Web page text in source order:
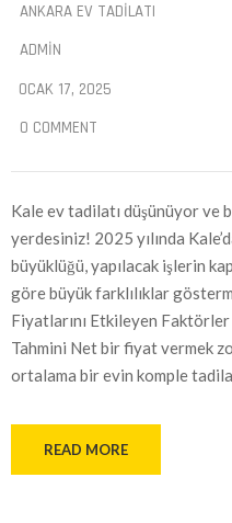
ANKARA EV TADILATI
ADMIN
OCAK 17, 2025
0 COMMENT
Kale ev tadilatı düşünüyor ve
yerdesiniz! 2025 yılında
büyüklüğü, yapılacak işlerin
göre büyük farklılıklar
Fiyatlarını Etkileyen
Tahmini Net bir fiyat vermek
ortalama bir evin komple
READ MORE